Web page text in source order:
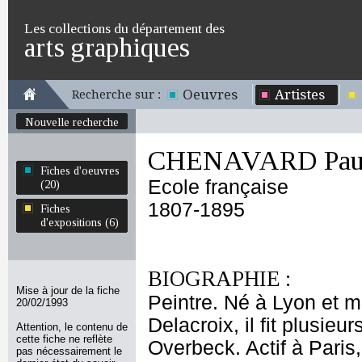
Les collections du département des
arts graphiques
Recherche sur : Oeuvres Artistes
Nouvelle recherche
Fiches d'oeuvres
(20)
Fiches
d'expositions (6)
Mise à jour de la fiche
20/02/1993
Attention, le contenu de
cette fiche ne reflète
pas nécessairement le
CHENAVARD
Ecole française
1807-1895
BIOGRAPHIE :
Peintre. Né à Lyon et
Delacroix, il fit
Overbeck. Actif à